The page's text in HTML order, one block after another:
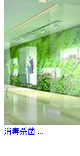
消毒杀菌 ...